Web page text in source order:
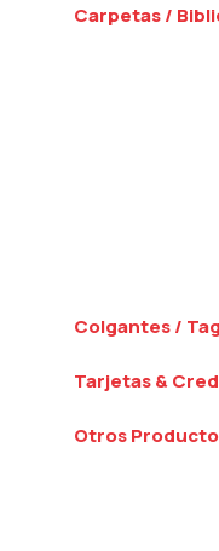
Carpetas /
Colgantes /
Tarjetas &
Otros